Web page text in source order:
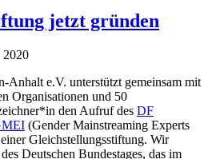
jetzt gründen
2020
Anhalt e.V. unterstützt gemeinsam mit
Organisationen und 50
den Aufruf des DF
(Gender Mainstreaming Experts
Gleichstellungsstiftung. Wir
Deutschen Bundestages, das im